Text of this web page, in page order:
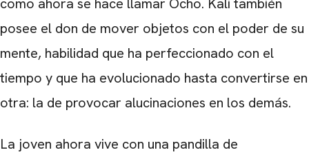
como ahora se hace llamar Ocho. Kali también
posee el don de mover objetos con el poder de su
mente, habilidad que ha perfeccionado con el
tiempo y que ha evolucionado hasta convertirse en
otra: la de provocar alucinaciones en los demás.
La joven ahora vive con una pandilla de